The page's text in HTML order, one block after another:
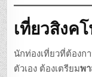
เที่ยวสิงค
นักท่องเที่ยวที่ต้องก
ตัวเอง ต้องเตรียมพ